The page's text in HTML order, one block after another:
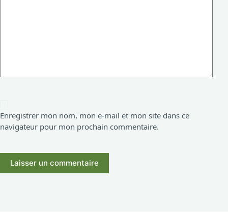
Enregistrer mon nom, mon e-mail et mon site dans ce
navigateur pour mon prochain commentaire.
Laisser un commentaire